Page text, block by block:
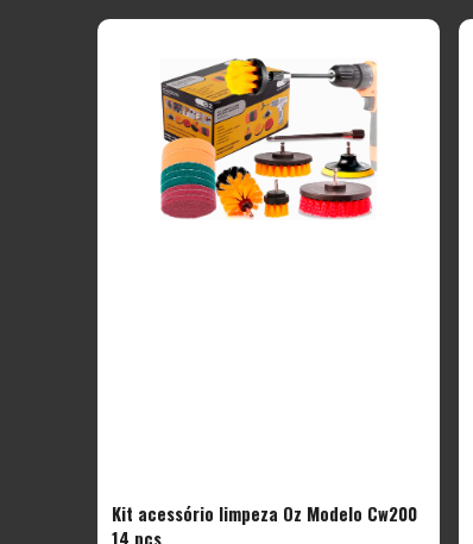
Kit acessório limpeza Oz Modelo Cw200
14 pcs